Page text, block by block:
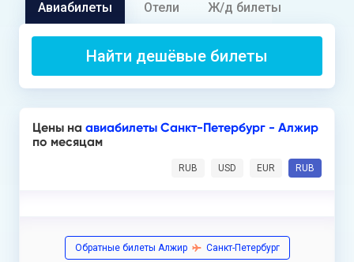
Авиабилеты Отели Ж/д билеты
Найти дешёвые билеты
Цены на авиабилеты Санкт-Петербург - Алжир
по месяцам
RUB USD EUR RUB
Обратные билеты Алжир Санкт-Петербург